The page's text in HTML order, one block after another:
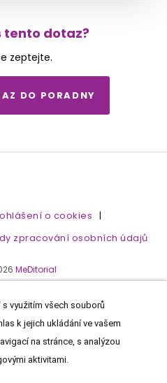
tento dotaz?
zeptejte.
DO PORADNY
o cookies |
zpracování osobních údajů
MeDitorial
s využitím všech souborů
k jejich ukládání ve vašem
na stránce, s analýzou
aktivitami.